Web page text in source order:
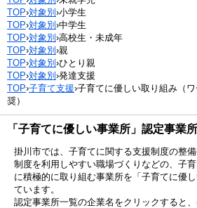
TOP›対象別 ›小学生
TOP›対象別 ›中学生
TOP›対象別 ›高校生・未成年
TOP›対象別 ›親
TOP›対象別 ›ひとり親
TOP›対象別 ›発達支援
TOP›子育て支援›子育てに優しい取り組み（
奨）
「子育てに優しい事業所」認定事業
掛川市では、子育てに関する支援制度の整
制度を利用しやすい職場づくりなどの、子
に積極的に取り組む事業所を「子育てに優
ています。
認定事業所一覧の企業名をクリックすると